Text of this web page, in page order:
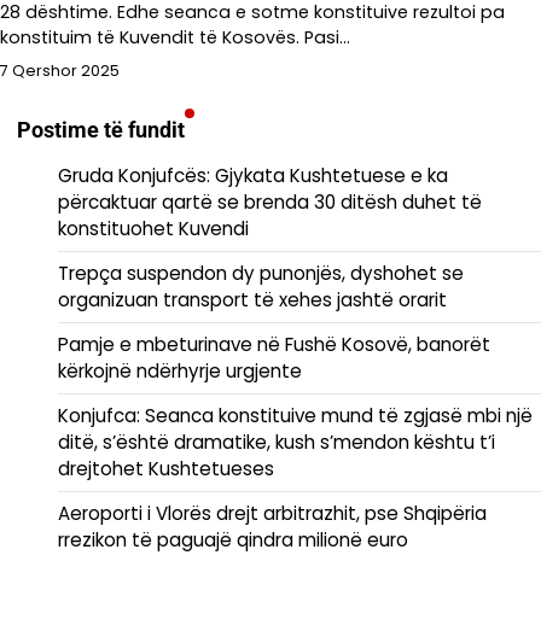
28 dështime. Edhe seanca e sotme konstituive rezultoi pa
konstituim të Kuvendit të Kosovës. Pasi…
7 Qershor 2025
Postime të fundit
Gruda Konjufcës: Gjykata Kushtetuese e ka
përcaktuar qartë se brenda 30 ditësh duhet të
konstituohet Kuvendi
Trepça suspendon dy punonjës, dyshohet se
organizuan transport të xehes jashtë orarit
Pamje e mbeturinave në Fushë Kosovë, banorët
kërkojnë ndërhyrje urgjente
Konjufca: Seanca konstituive mund të zgjasë mbi një
ditë, s’është dramatike, kush s’mendon kështu t’i
drejtohet Kushtetueses
Aeroporti i Vlorës drejt arbitrazhit, pse Shqipëria
rrezikon të paguajë qindra milionë euro